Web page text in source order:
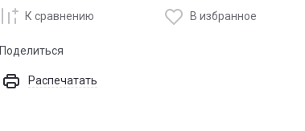
К сравнению В избранное
Поделиться
Распечатать